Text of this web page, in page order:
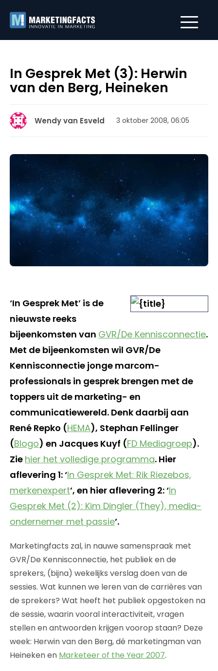
In Gesprek Met (3): Herwin
van den Berg, Heineken
Wendy van Esveld 3 oktober 2008, 06:05
‘In Gesprek Met’ is de
nieuwste reeks
bijeenkomsten van GVR/De Kennisconnectie.
Met de bijeenkomsten wil GVR/De
Kennisconnectie jonge marcom-
professionals in gesprek brengen met de
toppers uit de marketing- en
communicatiewereld. Denk daarbij aan
René Repko (HEMA), Stephan Fellinger
(Blogo) en Jacques Kuyf (FD Mediagroep).
Zie hier het volledige programma. Hier
aflevering 1: ‘In Gesprek Met: Rik Riezebos,
merkenexpert’, en hier aflevering 2: ‘In
Gesprek Met (2): Kim Dingler (They), media-
ondernemer met passie’.
Marketingfacts zal, in nauwe samenspraak met
GVR/De Kennisconnectie, het publiek en de
sprekers, (bijna) wekelijks verslag doen van de
sessies. Wat kunnen we leren van de carrières van
de sprekers? Wat heeft het publiek opgestoken na
de sessie, waarin vooral interactiviteit, vragen
stellen en antwoorden krijgen voorop staan? Deze
week: Herwin van den Berg, dé marketingman van
Heineken en Marketeer of the Year 2007.